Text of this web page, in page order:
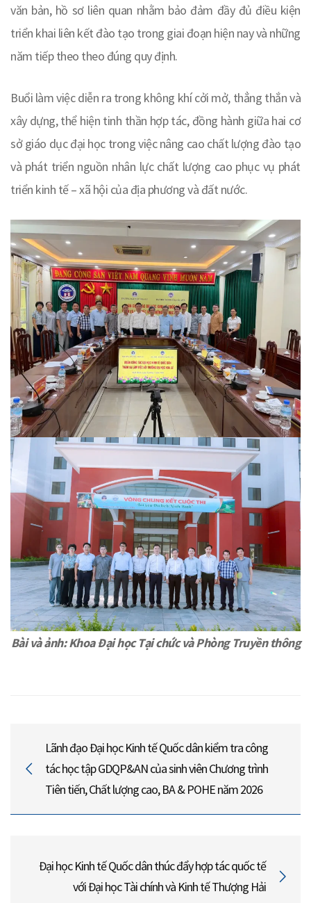
văn bản, hồ sơ liên quan nhằm bảo đảm đầy đủ điều kiện
triển khai liên kết đào tạo trong giai đoạn hiện nay và những
năm tiếp theo theo đúng quy định.
Buổi làm việc diễn ra trong không khí cởi mở, thẳng thắn và
xây dựng, thể hiện tinh thần hợp tác, đồng hành giữa hai cơ
sở giáo dục đại học trong việc nâng cao chất lượng đào tạo
và phát triển nguồn nhân lực chất lượng cao phục vụ phát
triển kinh tế – xã hội của địa phương và đất nước.
Bài và ảnh: Khoa Đại học Tại chức và Phòng Truyền thông
Lãnh đạo Đại học Kinh tế Quốc dân kiểm tra công
tác học tập GDQP&AN của sinh viên Chương trình
Tiên tiến, Chất lượng cao, BA & POHE năm 2026
Đại học Kinh tế Quốc dân thúc đẩy hợp tác quốc tế
với Đại học Tài chính và Kinh tế Thượng Hải